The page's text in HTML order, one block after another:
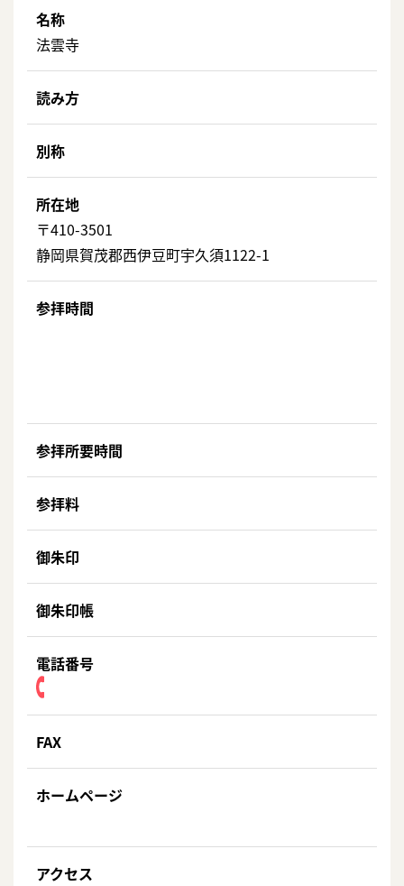
名称
法雲寺
読み方
別称
所在地
〒410-3501
静岡県賀茂郡西伊豆町宇久須1122-1
参拝時間
参拝所要時間
参拝料
御朱印
御朱印帳
電話番号
FAX
ホームページ
アクセス